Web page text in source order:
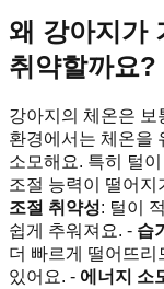
왜 강아지가
취약할까요?
강아지의 체온은 보
환경에서는 체온을
소모해요. 특히 털
조절 능력이 떨어지
조절 취약성: 털이
쉽게 추워져요. - 습
더 빠르게 떨어뜨리
있어요. - 에너지 소